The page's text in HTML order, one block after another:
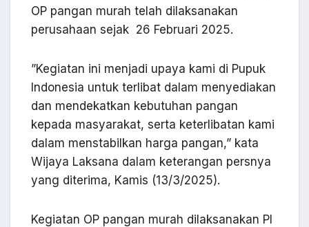
OP pangan murah telah dilaksanakan
perusahaan sejak 26 Februari 2025.
”Kegiatan ini menjadi upaya kami di Pupuk
Indonesia untuk terlibat dalam menyediakan
dan mendekatkan kebutuhan pangan
kepada masyarakat, serta keterlibatan kami
dalam menstabilkan harga pangan,” kata
Wijaya Laksana dalam keterangan persnya
yang diterima, Kamis (13/3/2025).
Kegiatan OP pangan murah dilaksanakan PI